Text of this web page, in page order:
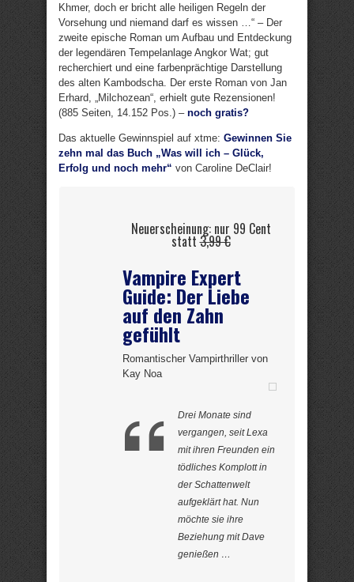
Khmer, doch er bricht alle heiligen Regeln der
Vorsehung und niemand darf es wissen …“ – Der
zweite epische Roman um Aufbau und Entdeckung
der legendären Tempelanlage Angkor Wat; gut
recherchiert und eine farbenprächtige Darstellung
des alten Kambodscha. Der erste Roman von Jan
Erhard, „Milchozean“, erhielt gute Rezensionen!
(885 Seiten, 14.152 Pos.) – noch gratis?
Das aktuelle Gewinnspiel auf xtme: Gewinnen Sie
zehn mal das Buch „Was will ich – Glück,
Erfolg und noch mehr“ von Caroline DeClair!
Neuerscheinung: nur 99 Cent
statt3,99 €
Vampire Expert
Guide: Der Liebe
auf den Zahn
gefühlt
Romantischer Vampirthriller von
Kay Noa
Drei Monate sind
vergangen, seit Lexa
mit ihren Freunden ein
tödliches Komplott in
der Schattenwelt
aufgeklärt hat. Nun
möchte sie ihre
Beziehung mit Dave
genießen …